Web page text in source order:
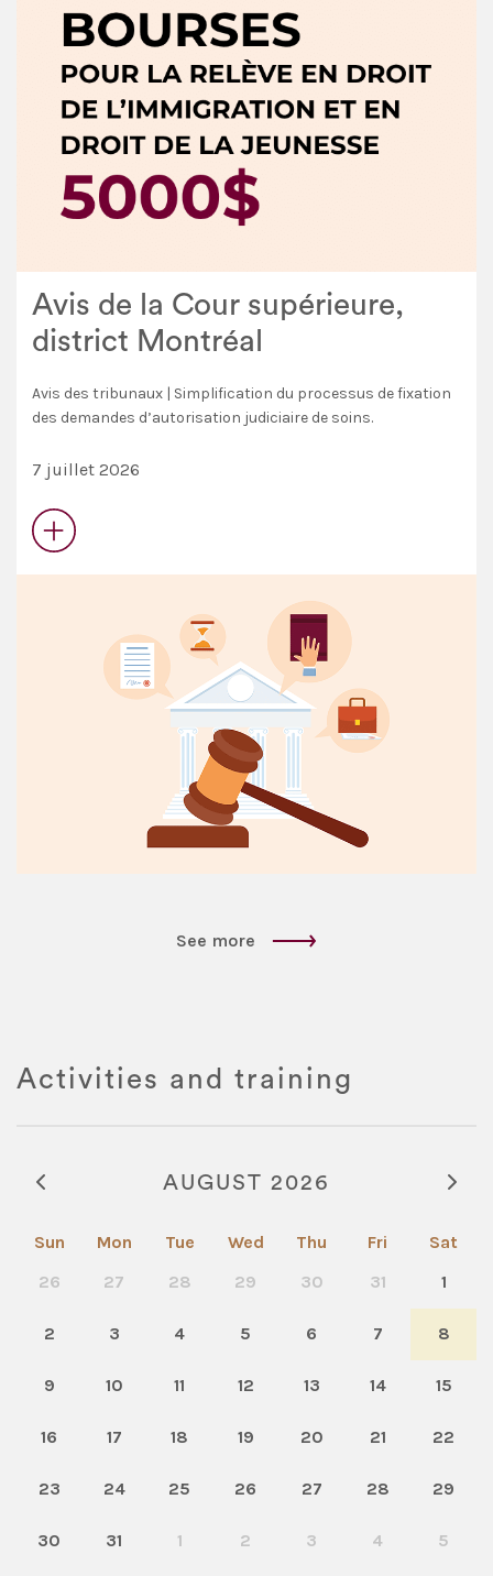
Avis de la Cour supérieure,
district Montréal
Avis des tribunaux | Simplification du processus de fixation
des demandes d’autorisation judiciaire de soins.
7 juillet 2026
See more
Activities and training
AUGUST 2026
Sun Mon Tue Wed Thu Fri
Sat
26
27 28 29 30 31 1
2 3 4 5 6 7 8
9 10 11 12 13 14 15
16 17 18 19 20 21 22
23 24 25 26 27 28 29
30 31 1 2 3 4 5